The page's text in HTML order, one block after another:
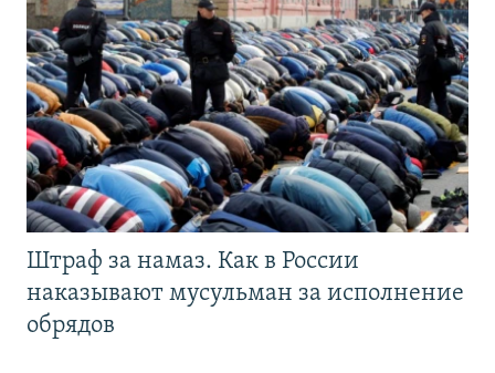
Штраф за намаз. Как в России
наказывают мусульман за исполнение
обрядов